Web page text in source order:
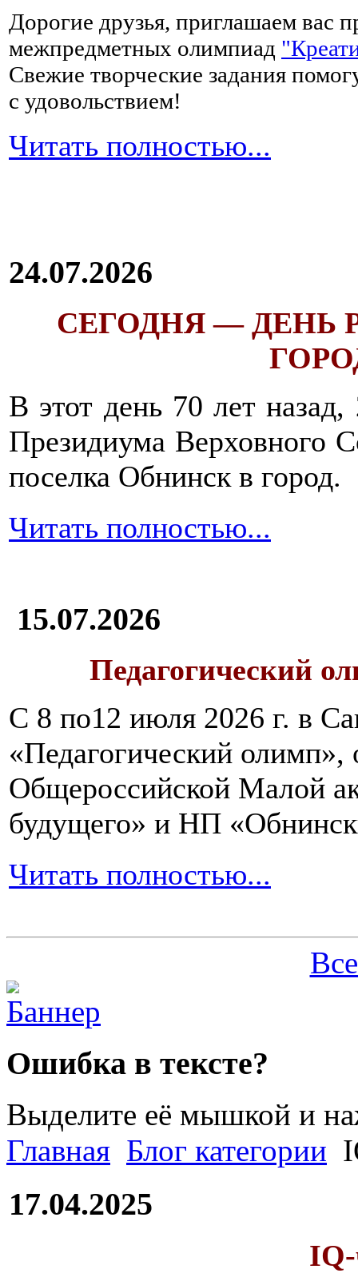
Дорогие друзья, приглашаем вас
межпредметных олимпиад
Свежие творческие задания
с удовольствием!
Читать полностью...
24.07.2026
СЕГОДНЯ — ДЕНЬ
В этот день 70 лет
Президиума Верховного
поселка Обнинск в город.
Читать полностью...
15.07.2026
Педагогический
С 8 по12 июля 2026 г. в
«Педагогический олимп»,
Общероссийской Малой
будущего» и НП
Читать полностью...
Ошибка в тексте?
Выделите её мышкой и
Главная Блог категории
17.04.2025